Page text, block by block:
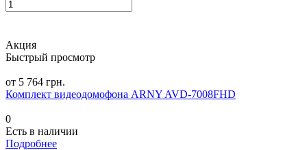
Акция
Быстрый просмотр
от 5 764 грн.
Комплект видеодомофона ARNY AVD-7008FHD
0
Есть в наличии
Подробнее